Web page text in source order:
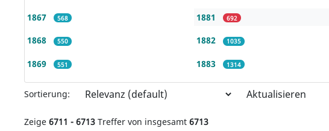
1867 568
1868 550
1869 551
1881 692
1882 1035
1883 1314
Sortierung: Aktualisieren
Zeige 6711 - 6713 Treffer von insgesamt 6713